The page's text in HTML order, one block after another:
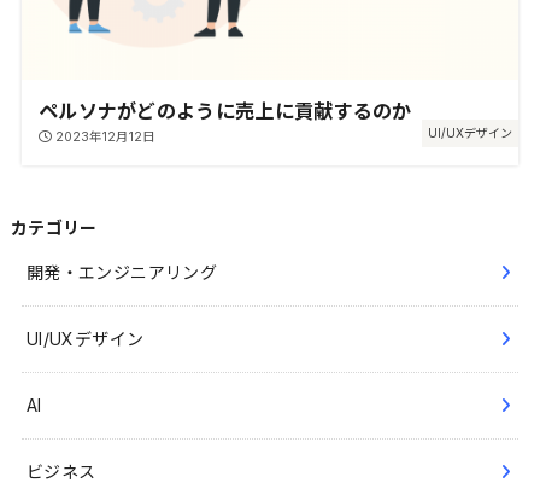
UI/UXデザイン
ペルソナがどのように売上に貢献するのか
2023年12月12日
カテゴリー
開発・エンジニアリング
UI/UXデザイン
AI
ビジネス